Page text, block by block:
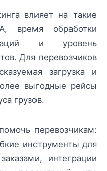
влияет на такие
время обработки
и уровень
Для перевозчиков
загрузка и
выгодные рейсы
грузов.
перевозчикам:
инструменты для
интеграции